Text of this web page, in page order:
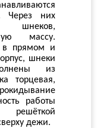
Через них
шнеков,
массу.
в прямом и
шнеки
из
торцевая,
работы
решёткой
дежи.